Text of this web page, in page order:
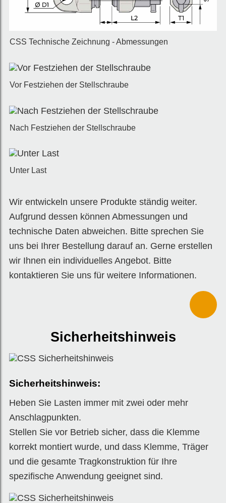
CSS Technische Zeichnung - Abmessungen
Vor Festziehen der Stellschraube
Nach Festziehen der Stellschraube
Unter Last
Wir entwickeln unsere Produkte ständig weiter.
Aufgrund dessen können Abmessungen und
technische Daten abweichen. Bitte sprechen Sie
uns bei Ihrer Bestellung darauf an. Gerne erstellen
wir Ihnen ein individuelles Angebot. Bitte
kontaktieren Sie uns für weitere Informationen.
Sicherheitshinweis
Sicherheitshinweis:
Heben Sie Lasten immer mit zwei oder mehr
Anschlagpunkten.
Stellen Sie vor Betrieb sicher, dass die Klemme
korrekt montiert wurde, und dass Klemme, Träger
und die gesamte Tragkonstruktion für Ihre
spezifische Anwendung geeignet sind.